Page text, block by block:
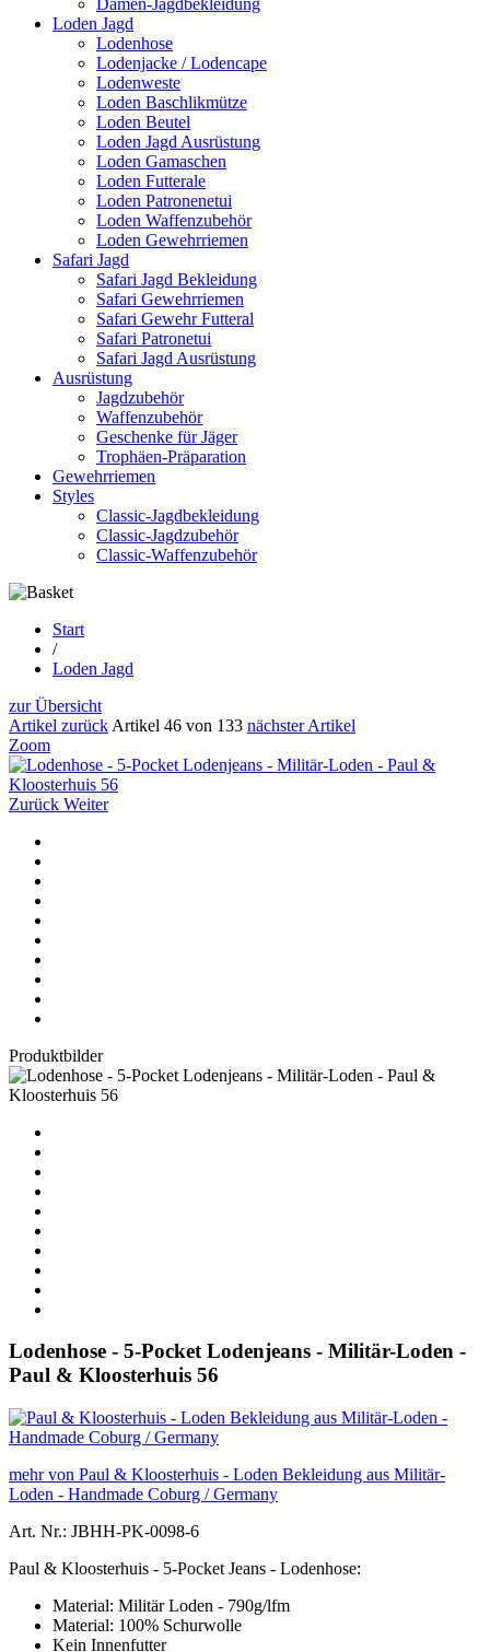
Loden Jagd
Lodenhose
Lodenjacke / Lodencape
Lodenweste
Loden Baschlikmütze
Loden Beutel
Loden Jagd Ausrüstung
Loden Gamaschen
Loden Futterale
Loden Patronenetui
Loden Waffenzubehör
Loden Gewehrriemen
Safari Jagd
Safari Jagd Bekleidung
Safari Gewehrriemen
Safari Gewehr Futteral
Safari Patronetui
Safari Jagd Ausrüstung
Ausrüstung
Jagdzubehör
Waffenzubehör
Geschenke für Jäger
Trophäen-Präparation
Gewehrriemen
Styles
Classic-Jagdbekleidung
Classic-Jagdzubehör
Classic-Waffenzubehör
Start
/
Loden Jagd
zur Übersicht
Artikel zurück Artikel 46 von 133 nächster Artikel
Zoom
Zurück Weiter
Produktbilder
Lodenhose - 5-Pocket Lodenjeans - Militär-Loden -
Paul & Kloosterhuis 56
mehr von Paul & Kloosterhuis - Loden Bekleidung aus Militär-
Loden - Handmade Coburg / Germany
Art. Nr.: JBHH-PK-0098-6
Paul & Kloosterhuis - 5-Pocket Jeans - Lodenhose:
Material: Militär Loden - 790g/lfm
Material: 100% Schurwolle
Kein Innenfutter